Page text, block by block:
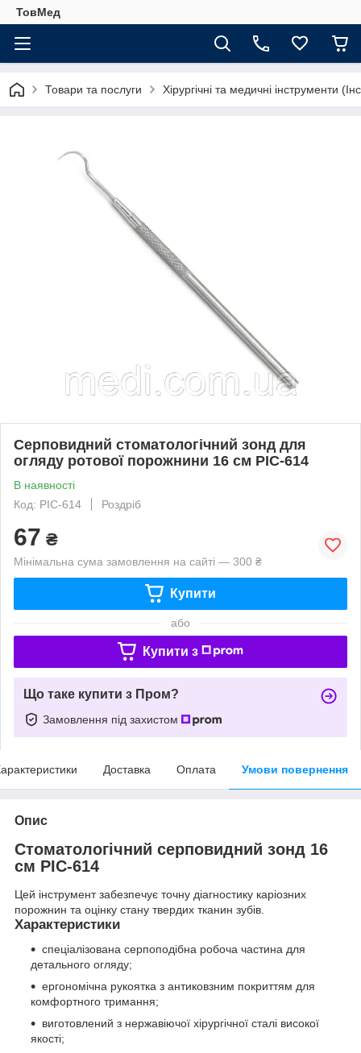
ТовМед
Товари та послуги Хірургічні та медичні інструменти
Серповидний стоматологічний зонд для
огляду ротової порожнини 16 см PIC-614
В наявності
Код: PIC-614
Роздріб
67 ₴
Мінімальна сума замовлення на сайті — 300 ₴
Купити
або
Купити з
Що таке купити з Пром?
Замовлення під захистом
Доставка Оплата Умови повернення
Опис
Стоматологічний серповидний зонд 16
см PIC-614
Цей інструмент забезпечує точну діагностику каріозних
порожнин та оцінку стану твердих тканин зубів.
Характеристики
спеціалізована серпоподібна робоча частина для
детального огляду;
ергономічна рукоятка з антиковзним покриттям для
комфортного тримання;
виготовлений з нержавіючої хірургічної сталі високої
якості;